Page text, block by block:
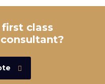
class